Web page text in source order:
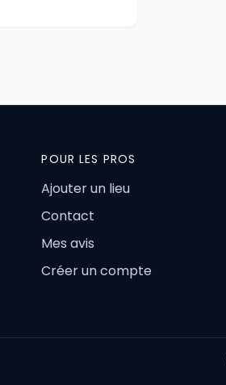
POUR LES PROS
Ajouter un lieu
Contact
Mes avis
Créer un compte